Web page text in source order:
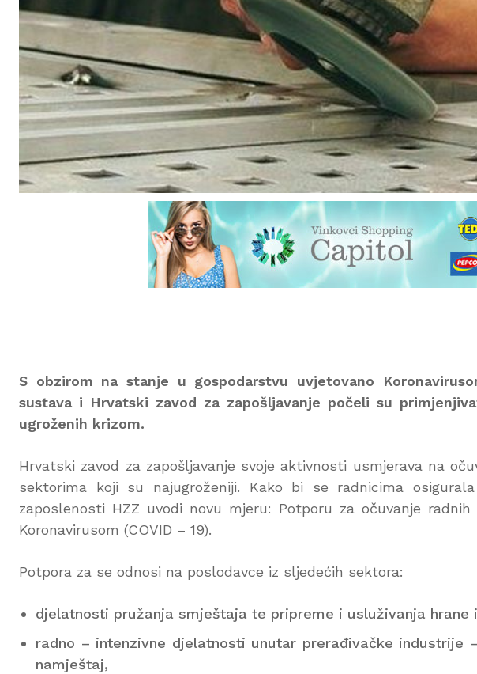
S obzirom na stanje u gospodarstvu uvjetovano
sustava i Hrvatski zavod za zapošljavanje počeli su
ugroženih krizom.
Hrvatski zavod za zapošljavanje svoje aktivnosti usmjerava na
sektorima koji su najugroženiji. Kako bi se radnicima
zaposlenosti HZZ uvodi novu mjeru: Potporu za očuvanje
Koronavirusom (COVID – 19).
Potpora za se odnosi na poslodavce iz sljedećih sektora:
djelatnosti pružanja smještaja te pripreme i usluživanja
radno – intenzivne djelatnosti unutar prerađivačke industrije
namještaj,